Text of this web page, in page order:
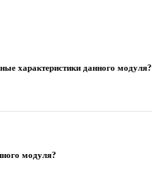
характеристики данного модуля?
модуля?